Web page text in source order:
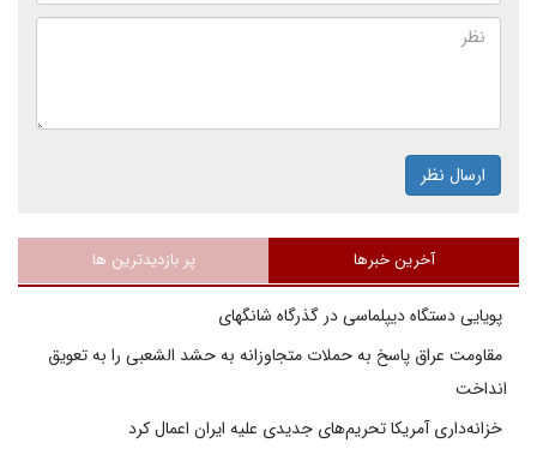
ارسال نظر
آخرین خبرها پر بازدیدترین ها
پویایی دستگاه دیپلماسی در گذرگاه شانگهای
مقاومت عراق پاسخ به حملات متجاوزانه به حشد الشعبی را به تعویق
انداخت
خزانه‌داری آمریکا تحریم‌های جدیدی علیه ایران اعمال کرد